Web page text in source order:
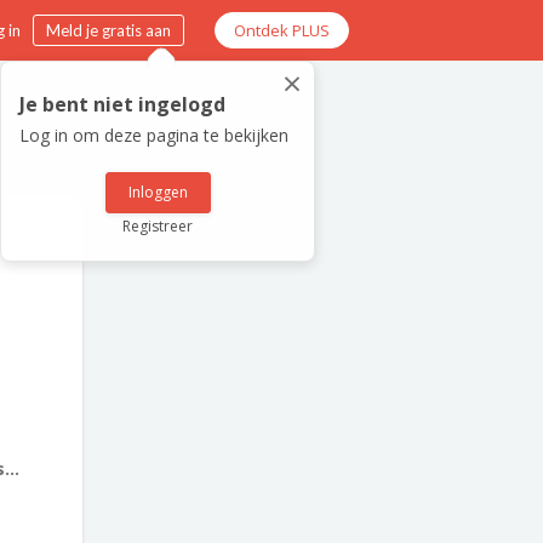
in Meld je gratis aan Ontdek PLUS
×
Je bent niet ingelogd
Log in om deze pagina te bekijken
Inloggen
Registreer